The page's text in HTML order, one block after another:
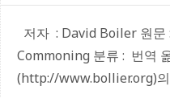
서
커
머
저자 : David Boiler 원
Commoning 분류 : 번역
(http://www.bollier.org)의